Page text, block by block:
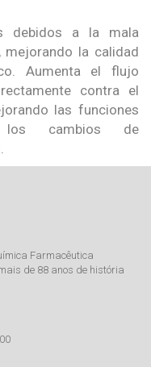
debidos a la mala
mejorando la calidad
Aumenta el flujo
contra el
las funciones
los cambios de
Farmacêutica
de 88 anos de história